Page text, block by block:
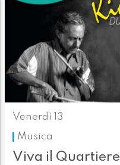
Venerdì 13
Musica
Viva il Quartiere